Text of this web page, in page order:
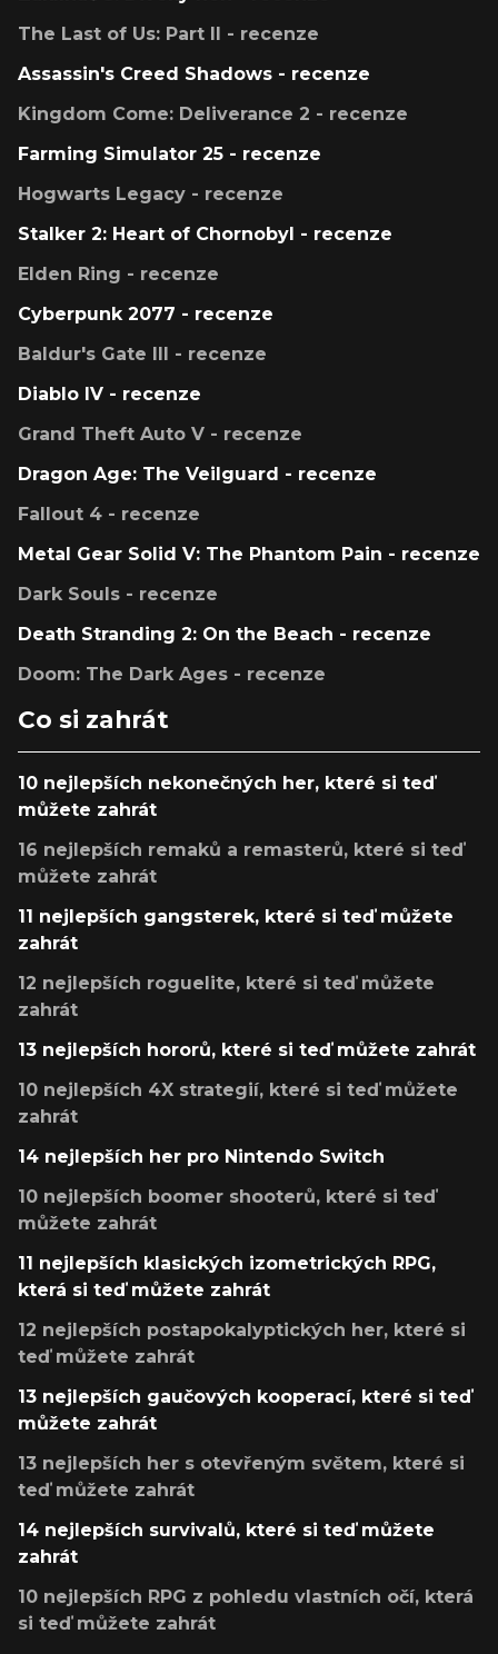
The Last of Us: Part II - recenze
Assassin's Creed Shadows - recenze
Kingdom Come: Deliverance 2 - recenze
Farming Simulator 25 - recenze
Hogwarts Legacy - recenze
Stalker 2: Heart of Chornobyl - recenze
Elden Ring - recenze
Cyberpunk 2077 - recenze
Baldur's Gate III - recenze
Diablo IV - recenze
Grand Theft Auto V - recenze
Dragon Age: The Veilguard - recenze
Fallout 4 - recenze
Metal Gear Solid V: The Phantom Pain - recenze
Dark Souls - recenze
Death Stranding 2: On the Beach - recenze
Doom: The Dark Ages - recenze
Co si zahrát
10 nejlepších nekonečných her, které si teď
můžete zahrát
16 nejlepších remaků a remasterů, které si teď
můžete zahrát
11 nejlepších gangsterek, které si teď můžete
zahrát
12 nejlepších roguelite, které si teď můžete
zahrát
13 nejlepších hororů, které si teď můžete zahrát
10 nejlepších 4X strategií, které si teď můžete
zahrát
14 nejlepších her pro Nintendo Switch
10 nejlepších boomer shooterů, které si teď
můžete zahrát
11 nejlepších klasických izometrických RPG,
která si teď můžete zahrát
12 nejlepších postapokalyptických her, které si
teď můžete zahrát
13 nejlepších gaučových kooperací, které si teď
můžete zahrát
13 nejlepších her s otevřeným světem, které si
teď můžete zahrát
14 nejlepších survivalů, které si teď můžete
zahrát
10 nejlepších RPG z pohledu vlastních očí, která
si teď můžete zahrát